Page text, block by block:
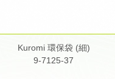
Kuromi 環保袋 (細)
9-7125-37